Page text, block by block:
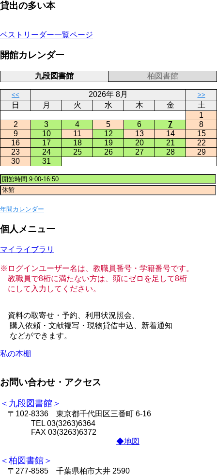
貸出の多い本
ベストリーダー一覧ページ
開館カレンダー
九段図書館 柏図書館
<< 2026年 8月 >>
日 月 火 水 木 金
土
1
2
3 4 5 6 7
8
9
10 11 12 13 14
15
16
17 18 19 20 21
22
23
24 25 26 27 28
29
30
31
年間カレンダー
個人メニュー
マイライブラリ
※ログインユーザー名は、教職員番号・学籍番号です。
教職員で8桁に満たない方は、頭にゼロを足して8桁
にして入力してください。
資料の取寄せ・予約、利用状況照会、
購入依頼・文献複写・現物貸借申込、新着通知
などができます。
私の本棚
お問い合わせ・アクセス
＜九段図書館＞
〒102-8336 東京都千代田区三番町 6-16
TEL 03(3263)6364
FAX 03(3263)6372
◆地図
＜柏図書館＞
〒277-8585 千葉県柏市大井 2590